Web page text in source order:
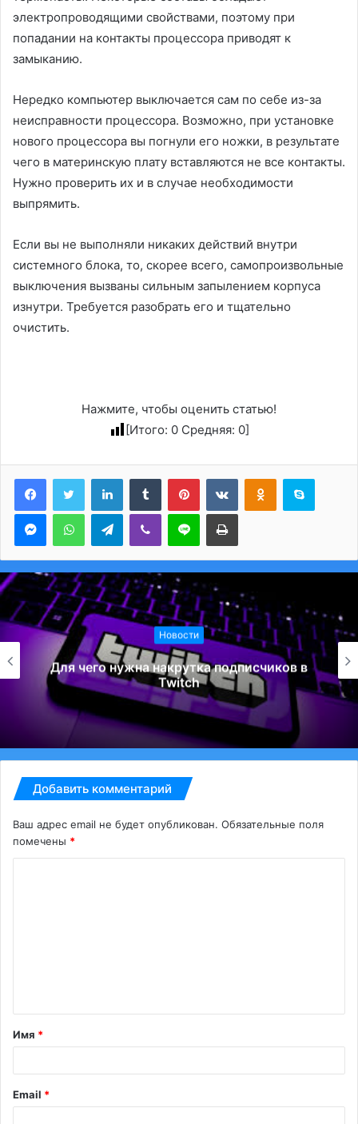
электропроводящими свойствами, поэтому при
попадании на контакты процессора приводят к
замыканию.
Нередко компьютер выключается сам по себе из-за
неисправности процессора. Возможно, при установке
нового процессора вы погнули его ножки, в результате
чего в материнскую плату вставляются не все контакты.
Нужно проверить их и в случае необходимости
выпрямить.
Если вы не выполняли никаких действий внутри
системного блока, то, скорее всего, самопроизвольные
выключения вызваны сильным запылением корпуса
изнутри. Требуется разобрать его и тщательно
очистить.
Нажмите, чтобы оценить статью!
[Итого: 0Средняя: 0]
LinkedInTumblr PinterestВконтактеОдноклассники
Skype
MessengerWhatsAppTelegramViber Line Печатать
в
Новости
Какие неполадки часто
легковых машинах
Добавить комментарий
Ваш адрес email не будет опубликован. Обязательные поля
помечены *
т
а
й
Имя *
Email *